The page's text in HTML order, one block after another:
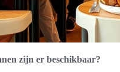
zijn er beschikbaar?